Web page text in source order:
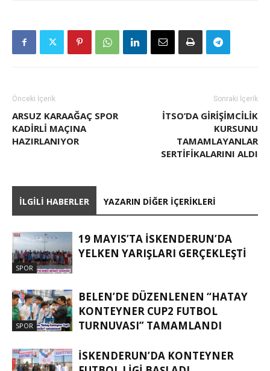
Önceki İçerik
ARSUZ KARAAĞAÇ SPOR
KADİRLİ MAÇINA
HAZIRLANIYOR
Sonraki İçerik
İTSO’DA GIRIŞIMCILIK
KURSUNU
TAMAMLAYANLAR
SERTIFIKALARINI ALDI
İLGILI HABERLER YAZARIN DIĞER İÇERIKLERI
SPOR
19 MAYIS’TA İSKENDERUN’DA
YELKEN YARIŞLARI GERÇEKLEŞTI
SPOR
BELEN’DE DÜZENLENEN “HATAY
KONTEYNER CUP2 FUTBOL
TURNUVASI” TAMAMLANDI
İSKENDERUN’DA KONTEYNER